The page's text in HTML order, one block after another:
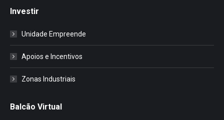
Investir
Unidade Empreende
Apoios e Incentivos
Zonas Industriais
Balcão Virtual